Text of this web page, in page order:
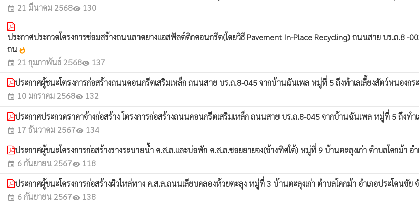
event 21 มีนาคม 2568visibility 130
ประกาศประกวดโครงการซ่อมสร้างถนนลาดยางแอสฟัลต์ติกคอนกรีต(โดยวิธี Pavement In-Place Recycling) ถนนสาย บร.ถ.8 -
ถน whatshot
event 21 กุมภาพันธ์ 2568visibility 137
ประกาศผู้ชนะโตรงการก่อสร้างถนนคอนกรีตเสริมเหล็ก ถนนสาย บร.ถ.8-045 จากบ้านฉันเพล หมู่ที่ 5 ถึงทำเลเลี้ยงสัตว์หนอง
event 10 มกราคม 2568visibility 132
ประกาศประกวดราคาจ้างก่อสร้าง โตรงการก่อสร้างถนนคอนกรีตเสริมเหล็ก ถนนสาย บร.ถ.8-045 จากบ้านฉันเพล หมู่ที่ 5 ถึง
event 17 ธันวาคม 2567visibility 134
ประกาศผู้ขนะโครงการก่อสร้างรางระบายน้ำ ค.ส.ล.และบ่อพัก ค.ส.ล.ซอยยายจง(ข้างทิศใต้) หมู่ที่ 9 บ้านตะลุงเก่า ตำบลโคกม้า อ
event 6 กันยายน 2567visibility 118
ประกาศผู้ขนะโครงการก่อสร้างผิวไหล่ทาง ค.ส.ล.ถนนเลียบคลองห้วยตะลุง หมู่ที่ 3 บ้านตะลุงเก่า ตำบลโคกม้า อำเภอประโคนชัย
event 6 กันยายน 2567visibility 138